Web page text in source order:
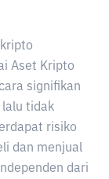
Aset Kripto
signifikan
lalu tidak
risiko
dan menjual
dari